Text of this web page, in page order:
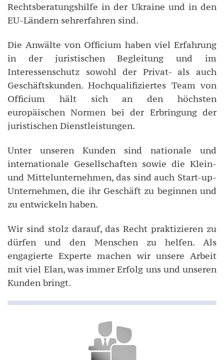
Rechtsberatungshilfe in der Ukraine und in den
EU-Ländern sehrerfahren sind.
Die Anwälte von Officium haben viel Erfahrung
in der juristischen Begleitung und im
Interessenschutz sowohl der Privat- als auch
Geschäftskunden. Hochqualifiziertes Team von
Officium hält sich an den höchsten
europäischen Normen bei der Erbringung der
juristischen Dienstleistungen.
Unter unseren Kunden sind nationale und
internationale Gesellschaften sowie die Klein-
und Mittelunternehmen, das sind auch Start-up-
Unternehmen, die ihr Geschäft zu beginnen und
zu entwickeln haben.
Wir sind stolz darauf, das Recht praktizieren zu
dürfen und den Menschen zu helfen. Als
engagierte Experte machen wir unsere Arbeit
mit viel Elan, was immer Erfolg uns und unseren
Kunden bringt.